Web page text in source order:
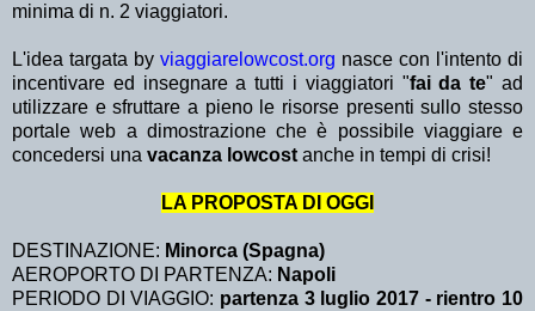
minima di n. 2 viaggiatori.
L'idea targata by viaggiarelowcost.org nasce con l'intento di
incentivare ed insegnare a tutti i viaggiatori "fai da te" ad
utilizzare e sfruttare a pieno le risorse presenti sullo stesso
portale web a dimostrazione che è possibile viaggiare e
concedersi una vacanza lowcost anche in tempi di crisi!
LA PROPOSTA DI OGGI
DESTINAZIONE: Minorca (Spagna)
AEROPORTO DI PARTENZA: Napoli
PERIODO DI VIAGGIO: partenza 3 luglio 2017 - rientro 10